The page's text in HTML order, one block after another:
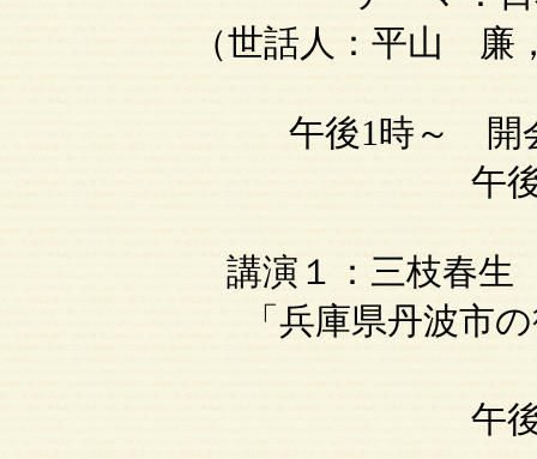
（世話人：平山 廉
午後1時～ 開
午
講演１：三枝春生（
「兵庫県丹波市の篠山
午